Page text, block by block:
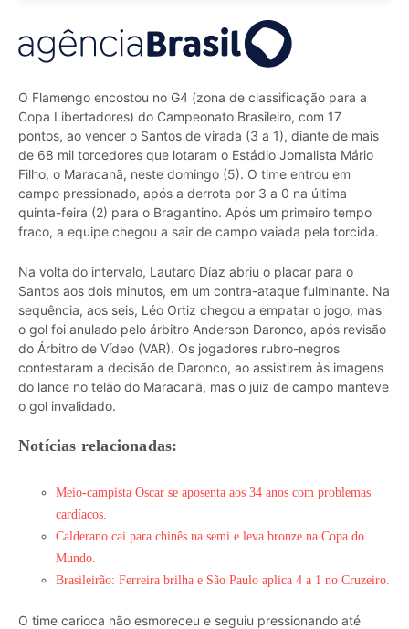
O Flamengo encostou no G4 (zona de classificação para a
Copa Libertadores) do Campeonato Brasileiro, com 17
pontos, ao vencer o Santos de virada (3 a 1), diante de mais
de 68 mil torcedores que lotaram o Estádio Jornalista Mário
Filho, o Maracanã, neste domingo (5). O time entrou em
campo pressionado, após a derrota por 3 a 0 na última
quinta-feira (2) para o Bragantino. Após um primeiro tempo
fraco, a equipe chegou a sair de campo vaiada pela torcida.
Na volta do intervalo, Lautaro Díaz abriu o placar para o
Santos aos dois minutos, em um contra-ataque fulminante. Na
sequência, aos seis, Léo Ortiz chegou a empatar o jogo, mas
o gol foi anulado pelo árbitro Anderson Daronco, após revisão
do Árbitro de Vídeo (VAR). Os jogadores rubro-negros
contestaram a decisão de Daronco, ao assistirem às imagens
do lance no telão do Maracanã, mas o juiz de campo manteve
o gol invalidado.
Notícias relacionadas:
Meio-campista Oscar se aposenta aos 34 anos com problemas
cardíacos.
Calderano cai para chinês na semi e leva bronze na Copa do
Mundo.
Brasileirão: Ferreira brilha e São Paulo aplica 4 a 1 no Cruzeiro.
O time carioca não esmoreceu e seguiu pressionando até